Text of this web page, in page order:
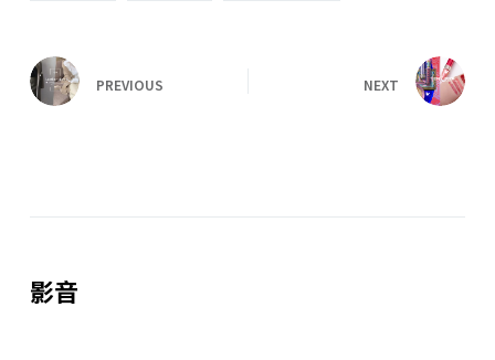
PREVIOUS NEXT
影音